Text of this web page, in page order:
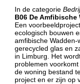
In de categorie
B06 De
Een
ecologisch bouwen
amfibische
gerecycled glas en
in Limburg. Het
problemen
de woning bestand
project en er zijn op